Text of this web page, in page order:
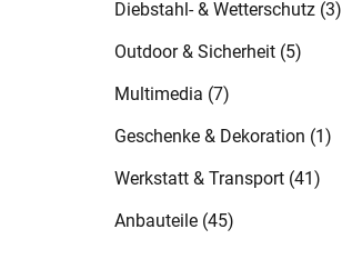
Diebstahl- & Wetterschutz (3)
Outdoor & Sicherheit (5)
Multimedia (7)
Geschenke & Dekoration (1)
Werkstatt & Transport (41)
Anbauteile (45)